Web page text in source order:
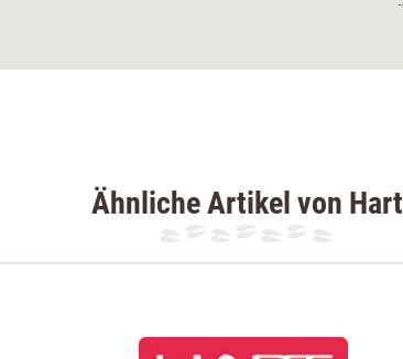
auch zwei Napoleonstaschen auf
Wattierung 100% Polyester; Innen 50%
Ähnliche Artikel von Hart